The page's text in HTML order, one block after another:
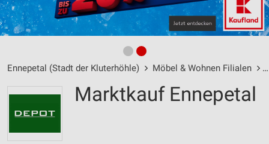
Ennepetal (Stadt der Kluterhöhle) Möbel & Wohnen Filialen
Marktkauf Ennepetal